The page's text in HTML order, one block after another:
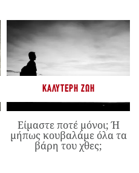
ΚΑΛΎΤΕΡΗ ΖΩΉ
Είμαστε ποτέ μόνοι; Ή
μήπως κουβαλάμε όλα τα
βάρη του χθες;